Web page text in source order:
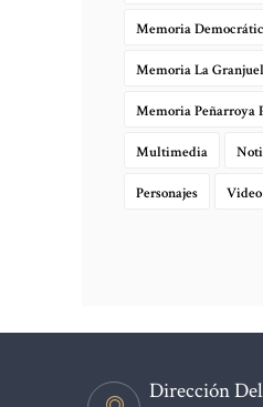
Memoria
Memoria La
Memoria Peñarroya
Multimedia
Personajes Video
Dirección